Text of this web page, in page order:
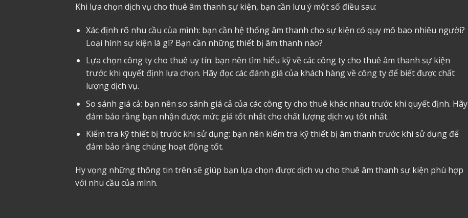
Khi lựa chọn dịch vụ cho thuê âm thanh sự kiện, bạn cần lưu ý một số điều sau:
Xác định rõ nhu cầu của mình: bạn cần hệ thống âm thanh cho sự kiện có quy mô bao nhiêu người?
Loại hình sự kiện là gì? Bạn cần những thiết bị âm thanh nào?
Lựa chọn công ty cho thuê uy tín: bạn nên tìm hiểu kỹ về các công ty cho thuê âm thanh sự kiện
trước khi quyết định lựa chọn. Hãy đọc các đánh giá của khách hàng về công ty để biết được chất
lượng dịch vụ.
So sánh giá cả: bạn nên so sánh giá cả của các công ty cho thuê khác nhau trước khi quyết định. Hãy
đảm bảo rằng bạn nhận được mức giá tốt nhất cho chất lượng dịch vụ tốt nhất.
Kiểm tra kỹ thiết bị trước khi sử dụng: bạn nên kiểm tra kỹ thiết bị âm thanh trước khi sử dụng để
đảm bảo rằng chúng hoạt động tốt.
Hy vọng những thông tin trên sẽ giúp bạn lựa chọn được dịch vụ cho thuê âm thanh sự kiện phù hợp
với nhu cầu của mình.